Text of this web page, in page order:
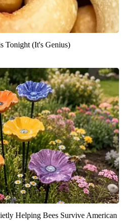
Tonight (It's Genius)
Helping Bees Survive American